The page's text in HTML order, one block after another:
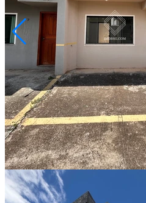
Jardim Carvalho
R$ 260.000,00
Sobrado á venda no Jardim
Ponta Grossa/PR
2073062.001
2Quartos
1Vaga
52,00Área Privativa (m²)
Conversar no WhatsApp